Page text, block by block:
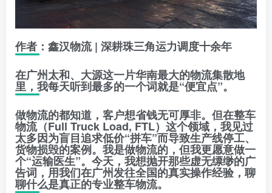
作者：鑫汉物流 | 深耕珠三角运力调度十余年
在广州太和、大源这一片华南最大的物流集散地
里，我每天听到最多的一个词就是“便宜点”。
做物流的都知道，客户想省钱无可厚非。但在整车
物流（Full Truck Load, FTL）这个领域，我见过
太多因为盲目追求低价“拼车”而导致生产线停工、
货物损毁的案例。我是做物流的，但我更愿意做一
个“运输医生”。今天，我想抛开那些虚无缥缈的广
告词，用我们在广州发往全国的真实操作经验，聊
聊什么是真正的专业整车物流。